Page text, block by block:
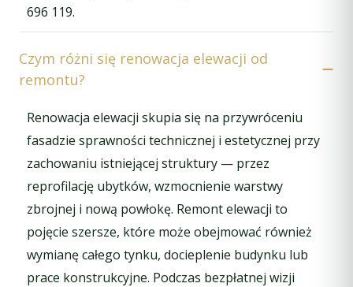
696 119.
Czym różni się renowacja elewacji od
remontu?
Renowacja elewacji skupia się na przywróceniu
fasadzie sprawności technicznej i estetycznej przy
zachowaniu istniejącej struktury — przez
reprofilację ubytków, wzmocnienie warstwy
zbrojnej i nową powłokę. Remont elewacji to
pojęcie szersze, które może obejmować również
wymianę całego tynku, docieplenie budynku lub
prace konstrukcyjne. Podczas bezpłatnej wizji